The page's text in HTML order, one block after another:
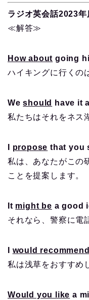
ラジオ英会話2023年
≪解答≫
How about going
ハイキングに行くの
Weshould
have it
私たちはそれをネス
propose that you
私は、あなたがこの
ことを提案します。
It might be a good
それなら、警察に電
would recommend
私は浅草をおすすめ
Would you like a